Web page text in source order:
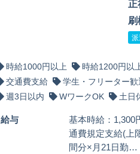
正
刷
派
時給1000円以上 時給1200円以
交通費支給
学生・フリーター歓
週3日以内
WワークOK 土日
給与
基本時給：1,300
通費規定支給(上
間分×月21日勤…